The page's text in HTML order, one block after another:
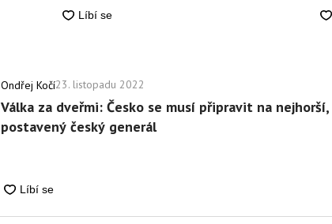
Ondřej Kočí23. listopadu 2022
Válka za dveřmi: Česko se musí připravit na
postavený český generál